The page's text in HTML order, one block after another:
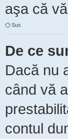
aşa că
Sus
De ce
Dacă nu
când vă
contul